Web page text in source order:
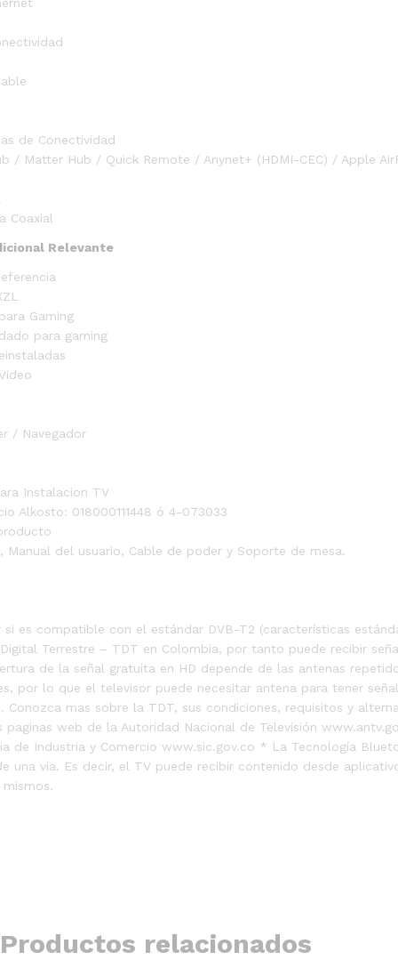
de Conectividad
/ Matter Hub / Quick Remote / Anynet+ (HDMI-CEC) / Apple
Coaxial
Relevante
Gaming
para gaming
/ Navegador
Instalacion TV
Alkosto: 018000111448 ó 4-073033
Manual del usuario, Cable de poder y Soporte de mesa.
es compatible con el estándar DVB-T2 (características
Terrestre – TDT en Colombia, por tanto puede recibir
de la señal gratuita en HD depende de las antenas
por lo que el televisor puede necesitar antena para tener
Conozca mas sobre la TDT, sus condiciones, requisitos y
paginas web de la Autoridad Nacional de Televisión
de Industria y Comercio www.sic.gov.co * La Tecnología
una vía. Es decir, el TV puede recibir contenido desde
Productos relacionados